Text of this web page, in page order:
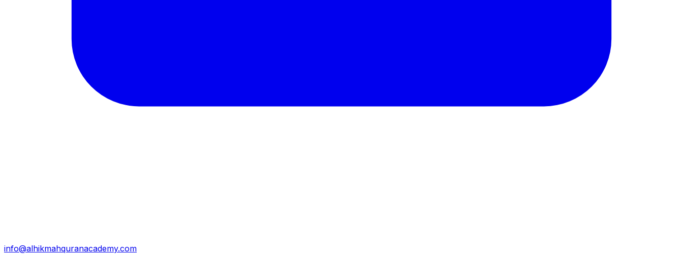
info@alhikmahquranacademy.com